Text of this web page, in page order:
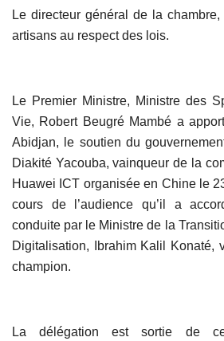
Le directeur général de la
artisans au respect des lois.
Le Premier Ministre, Ministre des
Vie, Robert Beugré Mambé a
Abidjan, le soutien du
Diakité Yacouba, vainqueur de la
Huawei ICT organisée en Chine le
cours de l’audience qu’il a
conduite par le Ministre de la
Digitalisation, Ibrahim Kalil Konaté,
champion.
La délégation est sortie de